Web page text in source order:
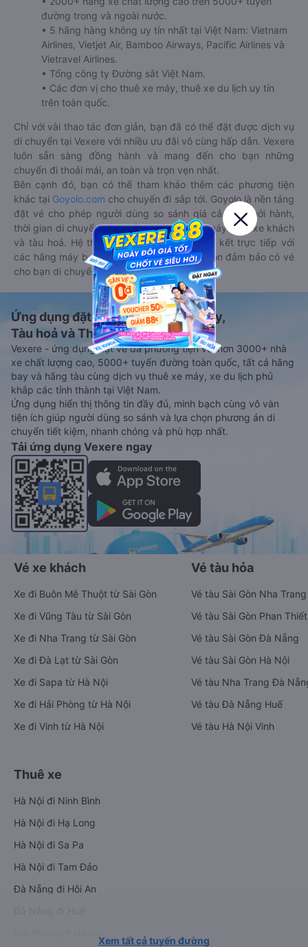
đường trong và ngoài nước.
• 5 hãng hàng không uy tín nhất tại Việt Nam: Vietnam
Airlines, Vietjet Air, Bamboo Airways, Pacific Airlines và
Vietravel Airlines.
• Tổng công ty Đường sắt Việt Nam.
• Các đơn vị cho thuê xe máy, thuê xe du lịch uy tín
trên toàn quốc.
Chỉ với vài thao tác đơn giản, bạn đã có thể đặt được dịch vụ
di chuyển tại Vexere với nhiều ưu đãi vô cùng hấp dẫn. Vexere
luôn sẵn sàng đồng hành và mang đến cho bạn những
chuyến đi thoải mái, an toàn và trọn vẹn nhất.
Bên cạnh đó, bạn có thể tham khảo thêm các phương tiện
khác tại Goyolo.com cho chuyến đi sắp tới. Goyolo là nền tảng
đặt vé cho phép người dùng so sánh giá cả, giờ khởi hành,
thời gian di chuyển của nhiều phương tiện máy bay, xe khách
và tàu hoả. Hệ thống của Goyolo được liên kết trực tiếp với
các hãng máy bay, xe khách và tàu hoả, luôn đảm bảo có vé
cho bạn di chuyển.
Ứng dụng đặt vé Xe khách, Máy bay,
Tàu hoả và Thuê xe
Vexere - ứng dụng đặt vé đa phương tiện với hơn 3000+ nhà
xe chất lượng cao, 5000+ tuyến đường toàn quốc, tất cả hãng
bay và hãng tàu cùng dịch vụ thuê xe máy, xe du lịch phủ
khắp các tỉnh thành tại Việt Nam.
Ứng dụng hiển thị thông tin đầy đủ, minh bạch cùng vô vàn
tiện ích giúp người dùng so sánh và lựa chọn phương án di
chuyển tiết kiệm, nhanh chóng và phù hợp nhất.
Tải ứng dụng Vexere ngay
Vé xe khách
Xe đi Buôn Mê Thuột từ Sài Gòn
Xe đi Vũng Tàu từ Sài Gòn
Xe đi Nha Trang từ Sài Gòn
Xe đi Đà Lạt từ Sài Gòn
Xe đi Sapa từ Hà Nội
Xe đi Hải Phòng từ Hà Nội
Xe đi Vinh từ Hà Nội
Vé tàu hỏa
Vé tàu Sài Gòn Nha Trang
Vé tàu Sài Gòn Phan Thiết
Vé tàu Sài Gòn Đà Nẵng
Vé tàu Sài Gòn Hà Nội
Vé tàu Nha Trang Đà
Vé tàu Đà Nẵng Huế
Vé tàu Hà Nội Vinh
Thuê xe
Hà Nội đi Ninh Bình
Hà Nội đi Hạ Long
Hà Nội đi Sa Pa
Hà Nội đi Tam Đảo
Đà Nẵng đi Hội An
Xem tất cả tuyến đường